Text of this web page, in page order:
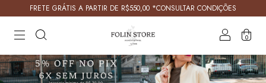
FRETE GRÁTIS A PARTIR DE R$550,00 *CONSULTAR CONDIÇÕES
0